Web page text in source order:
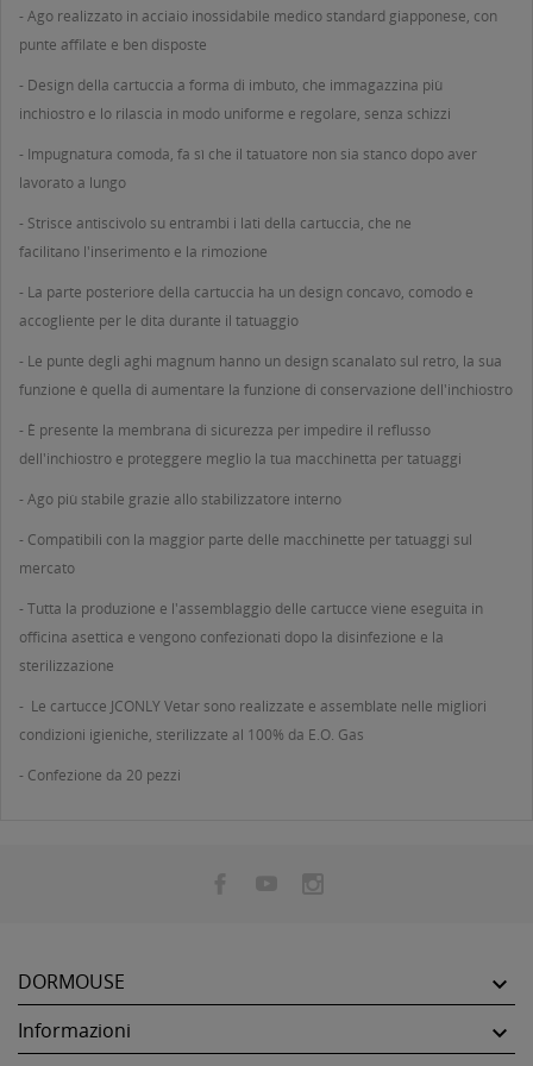
- Ago realizzato in acciaio inossidabile medico standard giapponese, con
punte affilate e ben disposte
- Design della cartuccia a forma di imbuto, che immagazzina più
inchiostro e lo rilascia in modo uniforme e regolare, senza schizzi
- Impugnatura comoda, fa sì che il tatuatore non sia stanco dopo aver
lavorato a lungo
- Strisce antiscivolo su entrambi i lati della cartuccia, che ne
facilitano l'inserimento e la rimozione
- La parte posteriore della cartuccia ha un design concavo, comodo e
accogliente per le dita durante il tatuaggio
- Le punte degli aghi magnum hanno un design scanalato sul retro, la sua
funzione è quella di aumentare la funzione di conservazione dell'inchiostro
- È presente la membrana di sicurezza per impedire il reflusso
dell'inchiostro e proteggere meglio la tua macchinetta per tatuaggi
- Ago più stabile grazie allo stabilizzatore interno
- Compatibili con la maggior parte delle macchinette per tatuaggi sul
mercato
- Tutta la produzione e l'assemblaggio delle cartucce viene eseguita in
officina asettica e vengono confezionati dopo la disinfezione e la
sterilizzazione
- Le cartucce JCONLY Vetar sono realizzate e assemblate nelle migliori
condizioni igieniche, sterilizzate al 100% da E.O. Gas
- Confezione da 20 pezzi
DORMOUSE 
Informazioni 